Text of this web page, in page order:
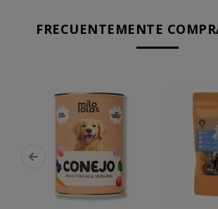
FRECUENTEMENTE